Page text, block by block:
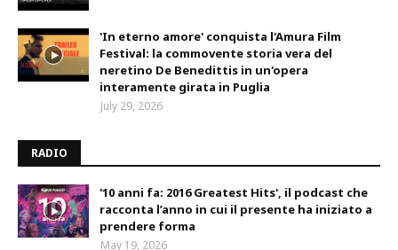
'In eterno amore' conquista l'Amura Film
Festival: la commovente storia vera del
neretino De Benedittis in un'opera
interamente girata in Puglia
July 29, 2026
RADIO
'10 anni fa: 2016 Greatest Hits', il podcast che
racconta l’anno in cui il presente ha iniziato a
prendere forma
May 19, 2026